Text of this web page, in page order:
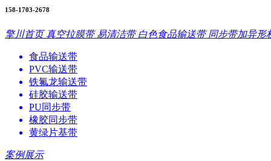
158-1703-2678
擎川首页 真空拉膜带 易清洁带 白色食品输送带 同步带加异形
食品输送带
PVC输送带
铁氟龙输送带
硅胶输送带
PU同步带
橡胶同步带
黄绿片基带
案例展示